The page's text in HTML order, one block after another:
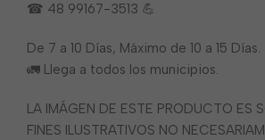
☎ 48 99167-3513 💪
De 7 a 10 Días, Máximo de 10 a 15 Días.
🚛 Llega a todos los municipios.
LA IMÁGEN DE ESTE PRODUCTO ES
FINES ILUSTRATIVOS NO